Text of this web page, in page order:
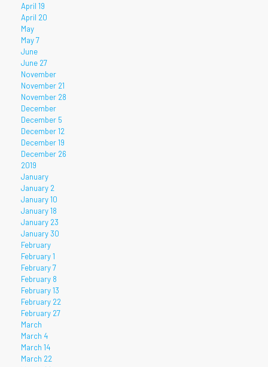
April 19
April 20
May
May 7
June
June 27
November
November 21
November 28
December
December 5
December 12
December 19
December 26
2019
January
January 2
January 10
January 18
January 23
January 30
February
February 1
February 7
February 8
February 13
February 22
February 27
March
March 4
March 14
March 22